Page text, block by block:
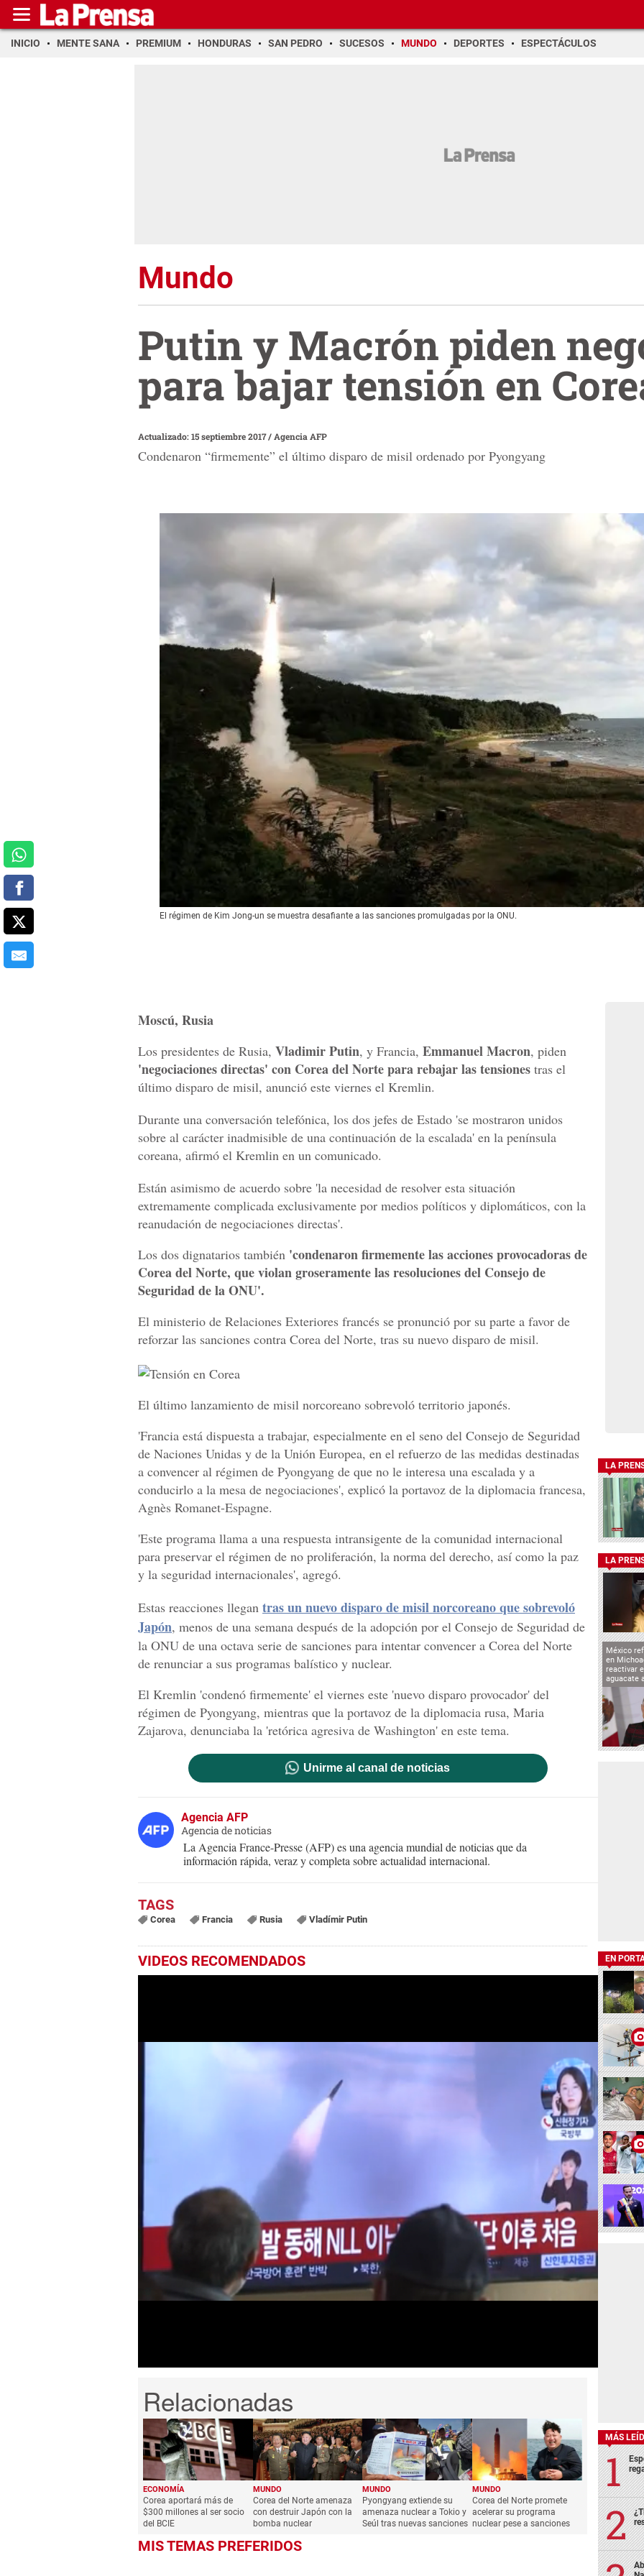
INICIO MENTE SANA PREMIUM HONDURAS SAN PEDRO SUCESOS MUNDO DEPORTES ESPECTÁCULOS
Mundo
Putin y Macrón piden
para bajar tensión en
Actualizado: 15 septiembre 2017/ Agencia AFP
Condenaron “firmemente” el último disparo de misil ordenado por Pyongyang
El régimen de Kim Jong-un se muestra desafiante a las sanciones promulgadas por la ONU.
Moscú, Rusia
Los presidentes de Rusia, Vladimir Putin, y Francia, Emmanuel Macron, piden
'negociaciones directas' con Corea del Norte para rebajar las tensiones tras el
último disparo de misil, anunció este viernes el Kremlin.
Durante una conversación telefónica, los dos jefes de Estado 'se mostraron unidos
sobre al carácter inadmisible de una continuación de la escalada' en la península
coreana, afirmó el Kremlin en un comunicado.
Están asimismo de acuerdo sobre 'la necesidad de resolver esta situación
extremamente complicada exclusivamente por medios políticos y diplomáticos, con la
reanudación de negociaciones directas'.
Los dos dignatarios también 'condenaron firmemente las acciones provocadoras de
Corea del Norte, que violan groseramente las resoluciones del Consejo de
Seguridad de la ONU'.
El ministerio de Relaciones Exteriores francés se pronunció por su parte a favor de
reforzar las sanciones contra Corea del Norte, tras su nuevo disparo de misil.
El último lanzamiento de misil norcoreano sobrevoló territorio japonés.
'Francia está dispuesta a trabajar, especialmente en el seno del Consejo de Seguridad
de Naciones Unidas y de la Unión Europea, en el refuerzo de las medidas destinadas
a convencer al régimen de Pyongyang de que no le interesa una escalada y a
conducirlo a la mesa de negociaciones', explicó la portavoz de la diplomacia francesa,
Agnès Romanet-Espagne.
'Este programa llama a una respuesta intransigente de la comunidad internacional
para preservar el régimen de no proliferación, la norma del derecho, así como la paz
y la seguridad internacionales', agregó.
Estas reacciones llegan tras un nuevo disparo de misil norcoreano que sobrevoló
Japón, menos de una semana después de la adopción por el Consejo de Seguridad de
la ONU de una octava serie de sanciones para intentar convencer a Corea del Norte
de renunciar a sus programas balístico y nuclear.
El Kremlin 'condenó firmemente' el viernes este 'nuevo disparo provocador' del
régimen de Pyongyang, mientras que la portavoz de la diplomacia rusa, Maria
Zajarova, denunciaba la 'retórica agresiva de Washington' en este tema.
Unirme al canal de noticias
Agencia AFP
Agencia de noticias
La Agencia France-Presse (AFP) es una agencia mundial de noticias que da
información rápida, veraz y completa sobre actualidad internacional.
Corea Francia Rusia Vladímir Putin
VIDEOS RECOMENDADOS
1
ECONOMÍA
Corea aportará más de
$300 millones al ser socio
del BCIE
MUNDO
Corea del Norte amenaza
con destruir Japón con la
bomba nuclear
MUNDO
Pyongyang extiende su
amenaza nuclear a Tokio y
Seúl tras nuevas sanciones
MUNDO
Corea del Norte promete
acelerar su programa
nuclear pese a sanciones
MIS TEMAS PREFERIDOS
LA
LA
México
en
reactivar
aguacate
EN
MÁS